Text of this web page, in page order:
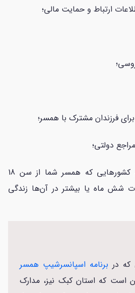
ارتباط و حمایت مالی؛
فرزندان مشترک با همسر؛
دولتی؛
تسویه‌حساب از تمام کشورهایی که همسر شما از سن 18
شش ماه یا بیشتر در آن‌ها زندگی
که در برنامه اسپانسرشیپ همسر
است که استان کبک نیز، مدارک